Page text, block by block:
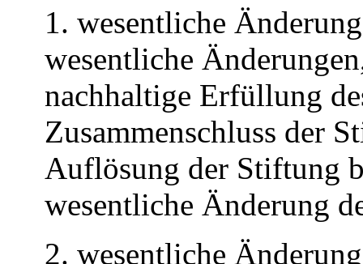
1. wesentliche
wesentliche
nachhaltige Erfüllung
Zusammenschluss der
Auflösung der Stiftung
wesentliche Änderung
2. wesentliche